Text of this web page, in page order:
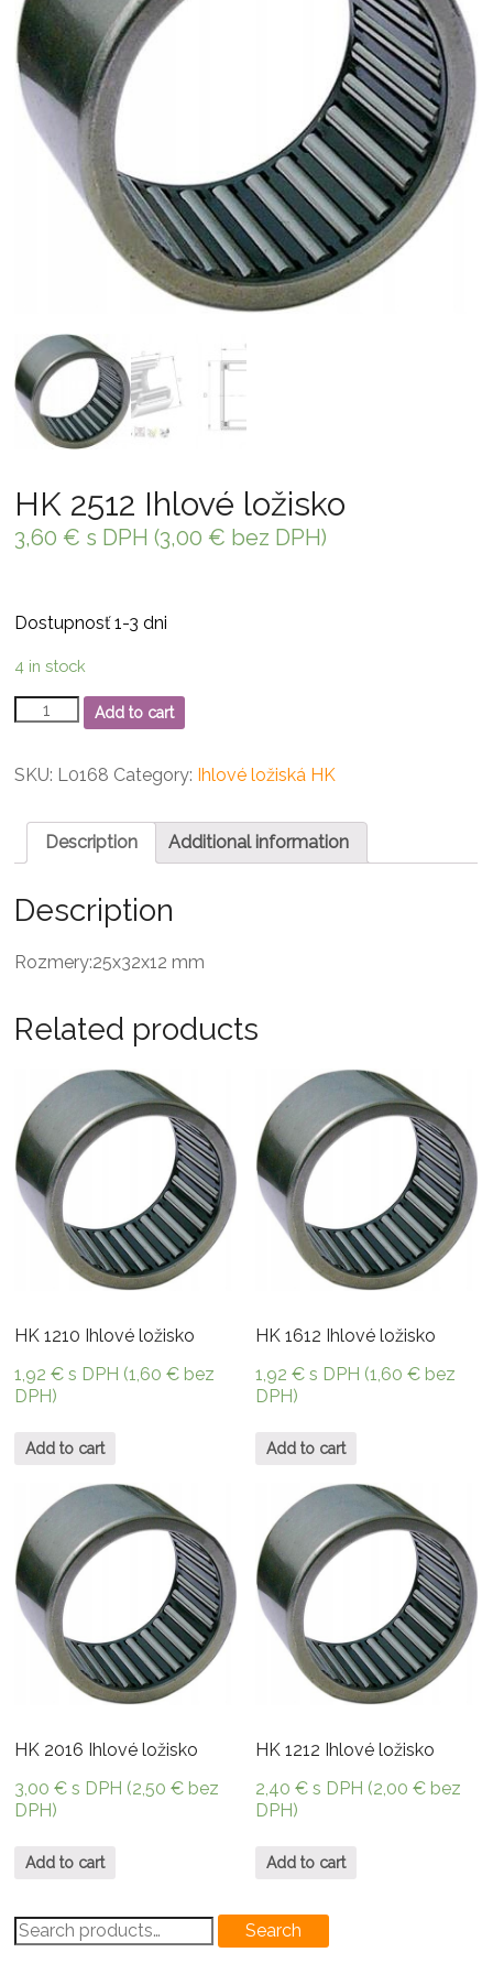
HK 2512 Ihlové ložisko
3,60 € s DPH (3,00 € bez DPH)
Dostupnosť 1-3 dni
4 in stock
2512
ložisko
Add to cart
SKU: L0168 Category: Ihlové ložiská HK
Description Additional information
Description
Rozmery:25x32x12 mm
Related products
HK 1210 Ihlové ložisko
1,92€ s DPH (1,60€ bez
DPH)
Add to cart
HK 1612 Ihlové ložisko
1,92€ s DPH (1,60€ bez
DPH)
Add to cart
HK 2016 Ihlové ložisko
3,00€ s DPH (2,50€ bez
DPH)
Add to cart
HK 1212 Ihlové ložisko
2,40€ s DPH (2,00€ bez
DPH)
Add to cart
Search
for:
Search